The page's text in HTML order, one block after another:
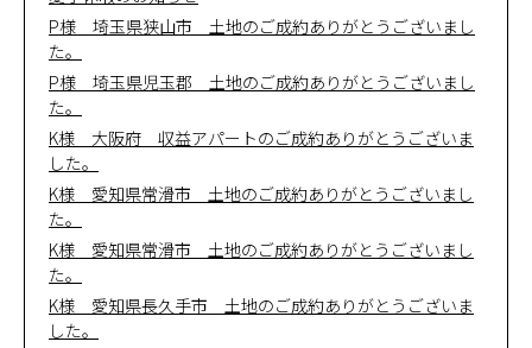
P様 埼玉県狭山市 土地のご成約ありがとうございまし
た。
P様 埼玉県児玉郡 土地のご成約ありがとうございまし
た。
K様 大阪府 収益アパートのご成約ありがとうございま
した。
K様 愛知県常滑市 土地のご成約ありがとうございまし
た。
K様 愛知県常滑市 土地のご成約ありがとうございまし
た。
K様 愛知県長久手市 土地のご成約ありがとうございま
した。